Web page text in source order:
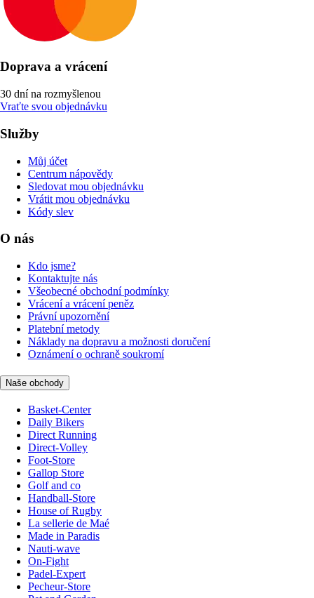
Doprava a vrácení
30 dní na rozmyšlenou
Vraťte svou objednávku
Služby
Můj účet
Centrum nápovědy
Sledovat mou objednávku
Vrátit mou objednávku
Kódy slev
O nás
Kdo jsme?
Kontaktujte nás
Všeobecné obchodní podmínky
Vrácení a vrácení peněz
Právní upozornění
Platební metody
Náklady na dopravu a možnosti doručení
Oznámení o ochraně soukromí
Naše obchody
Basket-Center
Daily Bikers
Direct Running
Direct-Volley
Foot-Store
Gallop Store
Golf and co
Handball-Store
House of Rugby
La sellerie de Maé
Made in Paradis
Nauti-wave
On-Fight
Padel-Expert
Pecheur-Store